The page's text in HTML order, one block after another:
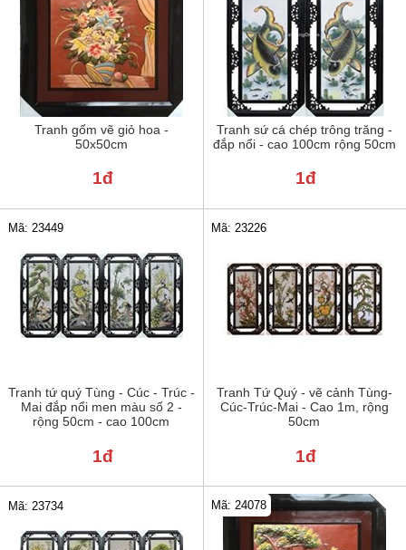
Tranh gốm vẽ giỏ hoa -
50x50cm
1đ
Tranh sứ cá chép trông trăng -
đắp nổi - cao 100cm rộng 50cm
1đ
Tranh tứ quý Tùng - Cúc - Trúc -
Mai đắp nổi men màu số 2 -
rộng 50cm - cao 100cm
Mã: 23449
1đ
Tranh Tứ Quý - vẽ cảnh Tùng-
Cúc-Trúc-Mai - Cao 1m, rộng
50cm
Mã: 23226
1đ
Mã: 23734 Mã: 24078